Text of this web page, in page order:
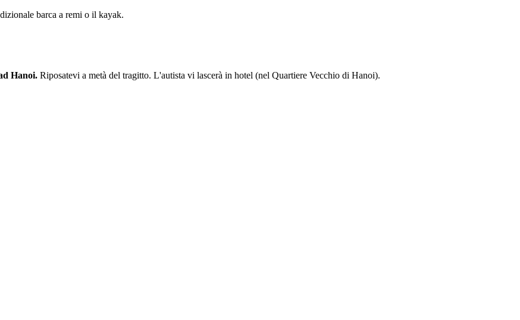
barca a remi o il kayak.
Hanoi. Riposatevi a metà del tragitto. L'autista vi lascerà in hotel (nel Quartiere Vecchio di Hanoi).